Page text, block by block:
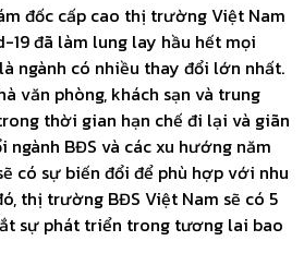
đốc cấp cao thị trường Việt Nam
19 đã làm lung lay hầu hết mọi
ngành có nhiều thay đổi lớn nhất.
văn phòng, khách sạn và trung
thời gian hạn chế đi lại và giãn
ngành BĐS và các xu hướng năm
có sự biến đổi để phù hợp với nhu
thị trường BĐS Việt Nam sẽ có 5
sự phát triển trong tương lai bao